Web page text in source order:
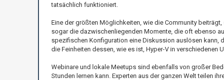
tatsächlich funktioniert.
Eine der größten Möglichkeiten, wie die Community
sogar die dazwischenliegenden Momente, die oft ebenso
spezifischen Konfiguration eine Diskussion auslösen kann,
die Feinheiten dessen, wie es ist, Hyper-V in verschiedenen
Webinare und lokale Meetups sind ebenfalls von großer
Stunden lernen kann. Experten aus der ganzen Welt teilen